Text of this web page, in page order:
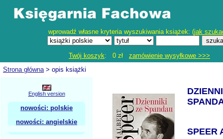
wprowadź własne kryteria wyszukiwania książek: (jak
Twój koszyk: 0 zł zamówienie wysyłkowe >>>
Strona główna> opis książki
English version
nowości: polskie
nowości: angielskie
SPEER